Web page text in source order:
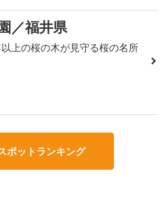
／福井県
上の桜の木が見守る桜の名所
ポットランキング